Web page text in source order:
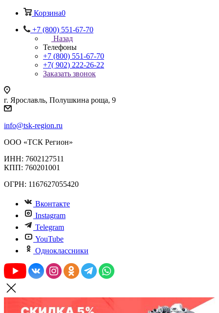
Корзина0
+7 (800) 551-67-70
Назад
Телефоны
+7 (800) 551-67-70
+7( 902) 222-26-22
Заказать звонок
г. Ярославль, Полушкина роща, 9
info@tsk-region.ru
ООО «ТСК Регион»
ИНН: 7602127511
КПП: 760201001
ОГРН: 1167627055420
Вконтакте
Instagram
Telegram
YouTube
Одноклассники